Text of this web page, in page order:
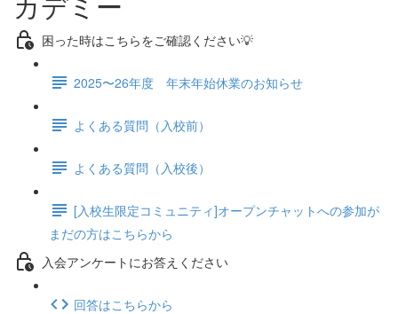
困った時はこちらをご確認ください💡
2025〜26年度 年末年始休業のお知らせ
よくある質問（入校前）
よくある質問（入校後）
[入校生限定コミュニティ]オープンチャットへの参加が
まだの方はこちらから
入会アンケートにお答えください
回答はこちらから